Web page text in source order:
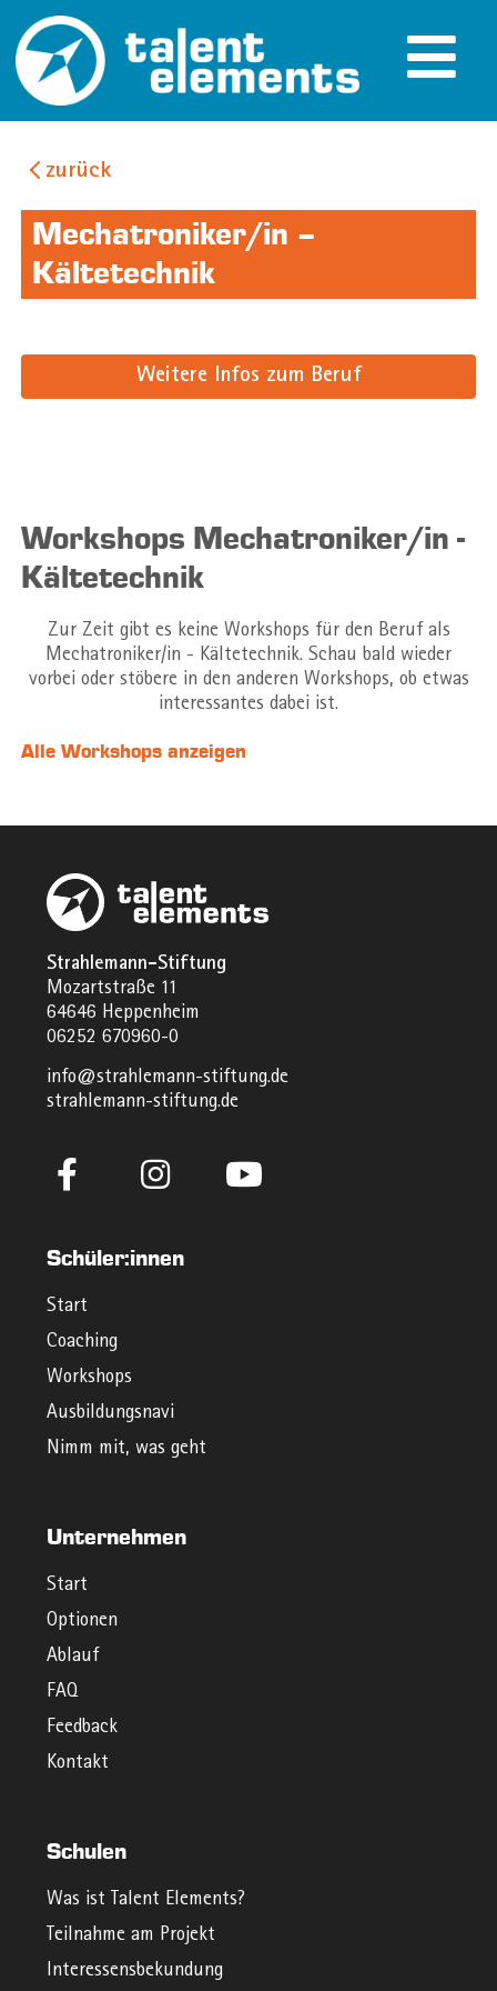
zurück
Mechatroniker/in –
Kältetechnik
Weitere Infos zum Beruf
Workshops Mechatroniker/in -
Kältetechnik
Zur Zeit gibt es keine Workshops für den Beruf als
Mechatroniker/in - Kältetechnik. Schau bald wieder
vorbei oder stöbere in den anderen Workshops, ob etwas
interessantes dabei ist.
Alle Workshops anzeigen
Strahlemann-Stiftung
Mozartstraße 11
64646 Heppenheim
06252 670960-0
info@strahlemann-stiftung.de
strahlemann-stiftung.de
Schüler:innen
Start
Coaching
Workshops
Ausbildungsnavi
Nimm mit, was geht
Unternehmen
Start
Optionen
Ablauf
FAQ
Feedback
Kontakt
Schulen
Was ist Talent Elements?
Teilnahme am Projekt
Interessensbekundung